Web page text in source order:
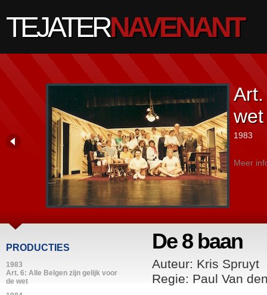
TEJATERNAVENANT
wet
1983
Meer
PRODUCTIES
1983
Art. 6: Alle Belgen zijn gelijk voor
de wet
De 8 baan
Auteur: Kris Spruyt
Regie: Paul Van